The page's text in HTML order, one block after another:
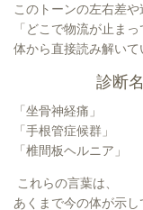
このトーンの左右差や
「どこで物流が止ま
体から直接読み解いて
診断
「坐骨神経痛」
「手根管症候群」
「椎間板ヘルニア」
これらの言葉は、
あくまで今の体が示し